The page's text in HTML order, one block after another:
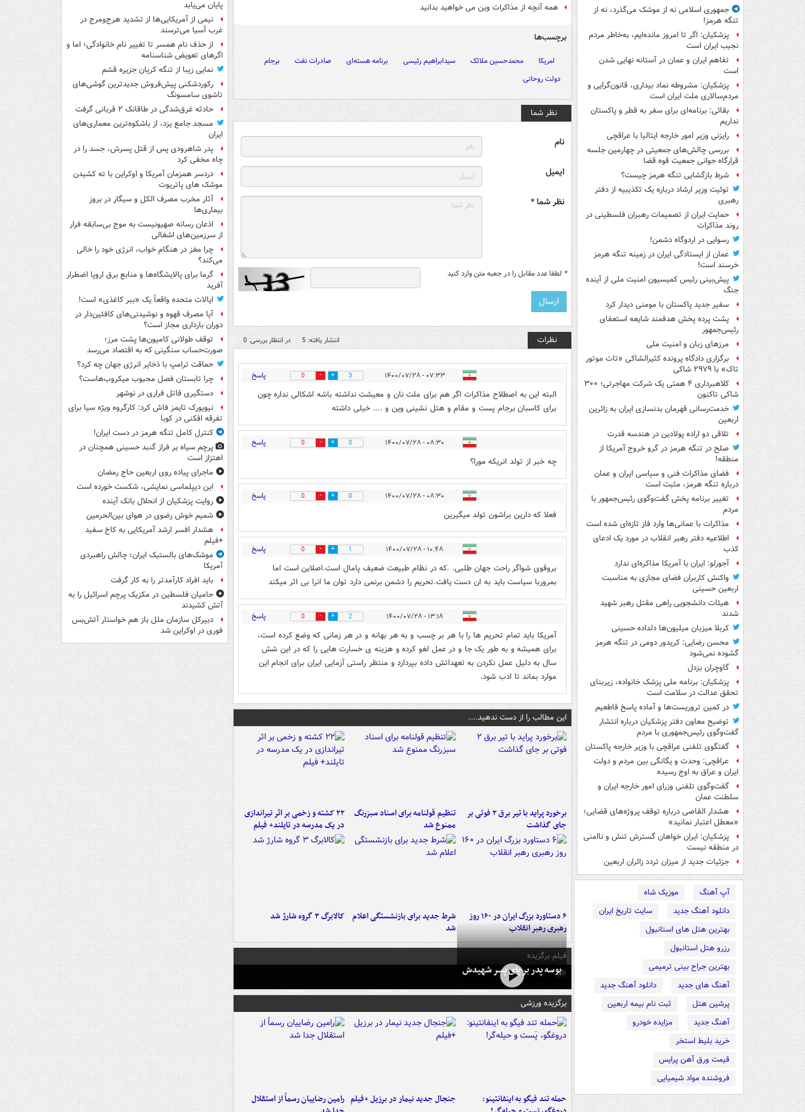
جمهوری اسلامی نه از موشک می‌گذرد، نه از
تنگه هرمز!
پزشکیان: اگر تا امروز مانده‌ایم، به‌خاطر مردم
نجیب ایران است
تفاهم ایران و عمان در آستانه نهایی شدن
است
پزشکیان: مشروطه نماد بیداری، قانون‌گرایی و
مردم‌سالاری ملت ایران است
بقائی: برنامه‌ای برای سفر به قطر و پاکستان
نداریم
رایزنی وزیر امور خارجه ایتالیا با عراقچی
بررسی چالش‌های جمعیتی در چهارمین جلسه
قرارگاه جوانی جمعیت قوه قضا
شرط بازگشایی تنگه هرمز چیست؟
توئیت وزیر ارشاد درباره یک تکذیبیه از دفتر
رهبری
حمایت ایران از تصمیمات رهبران فلسطینی در
روند مذاکرات
رسوایی در اردوگاه دشمن!
عمان از ایستادگی ایران در زمینه تنگه هرمز
خرسند است!
پیش‌بینی رئیس کمیسیون امنیت ملی از آینده
جنگ
سفیر جدید پاکستان با مومنی دیدار کرد
پشت پرده پخش هدفمند شایعه استعفای
رئیس‌جمهور
مرزهای زبان و امنیت ملی
برگزاری دادگاه پرونده کثیرالشاکی «تات موتور
تاک» با ۲۹۷۹ شاکی
کلاهبرداری ۴ همتی یک شرکت مهاجرتی؛ ۳۰۰
شاکی تاکنون
خدمت‌رسانی قهرمان بدنسازی ایران به زائرین
اربعین
تلاقی دو اراده پولادین در هندسه قدرت
صلح در تنگه هرمز در گرو خروج آمریکا از
منطقه!
فضای مذاکرات فنی و سیاسی ایران و عمان
درباره تنگه هرمز، مثبت است
تغییر برنامه پخش گفت‌وگوی رئیس‌جمهور با
مردم
مذاکرات با عمانی‌ها وارد فاز تازه‌ای شده است
اطلاعیه دفتر رهبر انقلاب در مورد یک ادعای
کذب
آجورلو: ایران با آمریکا مذاکره‌ای ندارد
واکنش کاربران فضای مجازی به مناسبت
اربعین حسینی
هیئات دانشجویی راهی مقتل رهبر شهید
شدند
کربلا میزبان میلیون‌ها دلداده حسینی
محسن رضایی: کریدور دومی در تنگه هرمز
گشوده نمی‌شود
گاوچران بزدل
پزشکیان: برنامه ملی پزشک خانواده، زیربنای
تحقق عدالت در سلامت است
در کمین تروریست‌ها و آماده پاسخ قاطعیم
توضیح معاون دفتر پزشکیان درباره انتشار
گفت‌وگوی رئیس‌جمهوری با مردم
گفتگوی تلفنی عراقچی با وزیر خارجه پاکستان
عراقچی: وحدت و یگانگی بین مردم و دولت
ایران و عراق به اوج رسیده
گفت‌وگوی تلفنی وزرای امور خارجه ایران و
سلطنت عمان
هشدار القاصی درباره توقف پروژه‌های قضایی؛
«معطل اعتبار نمانید»
پزشکیان: ایران خواهان گسترش تنش و ناامنی
در منطقه نیست
جزئیات جدید از میزان تردد زائران اربعین
آپ آهنگ
موزیک شاه
دانلود آهنگ جدید
سایت تاریخ ایران
بهترین هتل های استانبول
رزرو هتل استانبول
بهترین جراح بینی ترمیمی
آهنگ های جدید
دانلود آهنگ جدید
پرشین هتل
ثبت نام بیمه اربعین
آهنگ جدید
مزایده خودرو
خرید بلیط استخر
قیمت ورق آهن پرایس
فروشنده مواد شیمیایی
همه آنچه از مذاکرات وین می خواهید بدانید
برچسب‌ها
امریکا محمدحسین ملائک سیدابراهیم رئیسی برنامه هسته‌ای صادرات نفت
برجام
دولت روحانی
نظر شما
نام
ایمیل
نظر شما *
* لطفا عدد مقابل را در جعبه متن وارد کنید
نظرات انتشار یافته: 5 در انتظار بررسی: 0
۰۷:۳۳ - ۱۴۰۰/۰۷/۲۸ 3
0 پاسخ
البته این به اصطلاح مذاکرات اگر هم برای ملت نان و معیشت نداشته باشه اشکالی نداره چون
برای کاسبان برجام پست و مقام و هتل نشینی وین و .... خیلی داشته
۰۸:۳۰ - ۱۴۰۰/۰۷/۲۸ 0
0 پاسخ
چه خبر از تولد انریکه مورا؟
۰۸:۳۰ - ۱۴۰۰/۰۷/۲۸ 0
0 پاسخ
فعلا که دارین براشون تولد میگیرین
۱۰:۴۸ - ۱۴۰۰/۰۷/۲۸ 1
0 پاسخ
بروقوی شواگر راحت جهان طلبی. .که در نظام طبیعت ضعیف پامال است.اصلاین است اما
بمروربا سیاست باید به ان دست یافت.تحریم را دشمن برنمی دارد توان ما انرا بی اثر میکند
۱۳:۱۸ - ۱۴۰۰/۰۷/۲۸ 2
0 پاسخ
آمریکا باید تمام تحریم ها را با هر بر چسب و به هر بهانه و در هر زمانی که وضع کرده است،
برای همیشه و به طور یک جا و در عمل لغو کرده و هزینه ی خسارت هایی را که در این شش
سال به دلیل عمل نکردن به تعهداتش داده بپردازد و منتظر راستی آزمایی ایران برای انجام این
موارد بماند تا ادب شود.
این مطالب را از دست ندهید....
برخورد پراید با تیر برق ۲ فوتی بر
جای گذاشت
تنظیم قولنامه برای اسناد سبزرنگ
ممنوع شد
۲۲ کشته و زخمی بر اثر تیراندازی
در یک مدرسه در تایلند+ فیلم
۶ دستاورد بزرگ ایران در ۱۶۰ روز
رهبری رهبر انقلاب
شرط جدید برای بازنشستگی اعلام
شد
کالابرگ ۳ گروه شارژ شد
فیلم برگزیده
بوسه‌ پدر بر پای پسر شهیدش
برگزیده ورزشی
حمله تند فیگو به اینفانتینو:
جنجال جدید نیمار در برزیل +فیلم رامین رضاییان رسماً از استقلال
پایان می‌یابد
نیمی از آمریکایی‌ها از تشدید هرج‌ومرج در
غرب آسیا می‌ترسند
از حذف نام همسر تا تغییر نام خانوادگی؛ اما و
اگرهای تعویض شناسنامه
نمایی زیبا از تنگه کریان جزیره قشم
رکوردشکنی پیش‌فروش جدیدترین گوشی‌های
تاشوی سامسونگ
حادثه غرق‌شدگی در طاقانک ۲ قربانی گرفت
مسجد جامع یزد، از باشکوه‌ترین معماری‌های
ایران
پدر شاهرودی پس از قتل پسرش، جسد را در
چاه مخفی کرد
دردسر همزمان آمریکا و اوکراین با ته کشیدن
موشک های پاتریوت
آثار مخرب مصرف الکل و سیگار در بروز
بیماری‌ها
اذعان رسانه صهیونیست به موج بی‌سابقه فرار
از سرزمین‌های اشغالی
چرا مغز در هنگام خواب، انرژی خود را خالی
می‌کند؟
گرما برای پالایشگاه‌ها و منابع برق اروپا اضطرار
آفرید
ایالات متحده واقعاً یک «ببر کاغذی» است!
آیا مصرف قهوه و نوشیدنی‌های کافئین‌دار در
دوران بارداری مجاز است؟
توقف طولانی کامیون‌ها پشت مرز؛
صورت‌حساب سنگینی که به اقتصاد می‌رسد
حماقت ترامپ با ذخایر انرژی جهان چه کرد؟
چرا تابستان فصل محبوب میکروب‌هاست؟
دستگیری قاتل فراری در نوشهر
نیویورک تایمز فاش کرد: کارگروه ویژه سیا برای
تفرقه افکنی در کوبا
کنترل کامل تنگه هرمز در دست ایران!
پرچم سیاه بر فراز گنبد حسینی همچنان در
اهتزاز است
ماجرای پیاده روی اربعین حاج رمضان
این دیپلماسی نمایشی، شکست خورده است
روایت پزشکیان از انحلال بانک آینده
شمیم خوش رضوی در هوای بین‌الحرمین
هشدار افسر ارشد آمریکایی به کاخ سفید
+فیلم
موشک‌های بالستیک ایران؛ چالش راهبردی
آمریکا
باید افراد کارآمدتر را به کار گرفت
حامیان فلسطین در مکزیک پرچم اسرائیل را به
آتش کشیدند
دبیرکل سازمان ملل باز هم خواستار آتش‌بس
فوری در اوکراین شد